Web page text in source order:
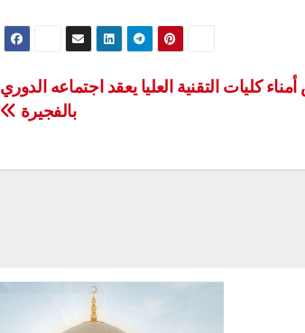
كليات التقنية العليا يعقد اجتماعه الدوري
بالفجيرة